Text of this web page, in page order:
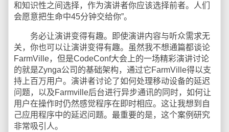
和知识性之间选择，作为演讲者你应该选择前者。人们
会愿意把生命中45分钟交给你”。
务必让演讲变得有趣。即使演讲内容与听众需求无
关，你也可以让演讲变得有趣。虽然我不想通篇都谈论
FarmVille，但是CodeConf大会上的一场精彩演讲讨论
的就是Zynga公司的基础架构，通过它FarmVille得以支
持上百万用户。演讲者讨论了如何处理移动设备的延迟
问题，以及Farmville后台进行异步通讯的同时，如何让
用户在操作时仍然感觉程序在即时相应。这让我想到自
己应用程序中的延迟问题。最重要的是，这个案例研究
非常吸引人。